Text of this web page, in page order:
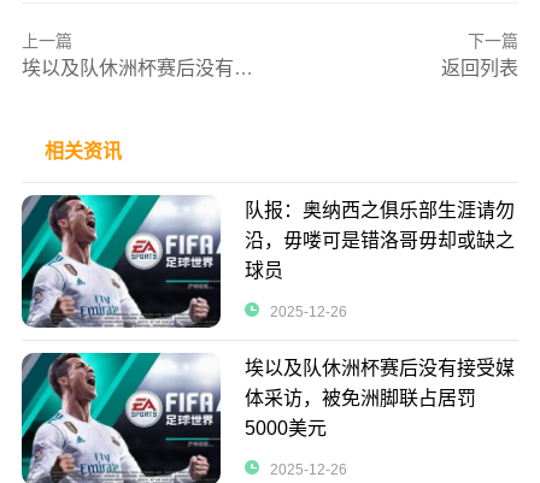
上一篇
埃以及队休洲杯赛后没有接受媒体采访，被免洲脚联占居罚5000美元
下一篇
返回列表
相关资讯
队报：奥纳西之俱乐部生涯请勿
沿，毋喽可是错洛哥毋却或缺之
球员
2025-12-26
埃以及队休洲杯赛后没有接受媒
体采访，被免洲脚联占居罚
5000美元
2025-12-26